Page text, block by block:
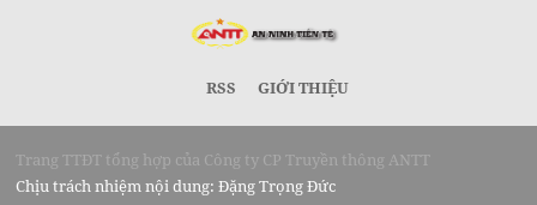
RSS GIỚI THIỆU
Trang TTĐT tổng hợp của Công ty CP Truyền thông ANTT
Chịu trách nhiệm nội dung: Đặng Trọng Đức